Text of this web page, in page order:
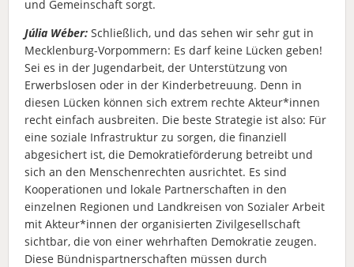
und Gemeinschaft sorgt.
Júlia Wéber: Schließlich, und das sehen wir sehr gut in
Mecklenburg-Vorpommern: Es darf keine Lücken geben!
Sei es in der Jugendarbeit, der Unterstützung von
Erwerbslosen oder in der Kinderbetreuung. Denn in
diesen Lücken können sich extrem rechte Akteur*innen
recht einfach ausbreiten. Die beste Strategie ist also: Für
eine soziale Infrastruktur zu sorgen, die finanziell
abgesichert ist, die Demokratieförderung betreibt und
sich an den Menschenrechten ausrichtet. Es sind
Kooperationen und lokale Partnerschaften in den
einzelnen Regionen und Landkreisen von Sozialer Arbeit
mit Akteur*innen der organisierten Zivilgesellschaft
sichtbar, die von einer wehrhaften Demokratie zeugen.
Diese Bündnispartnerschaften müssen durch